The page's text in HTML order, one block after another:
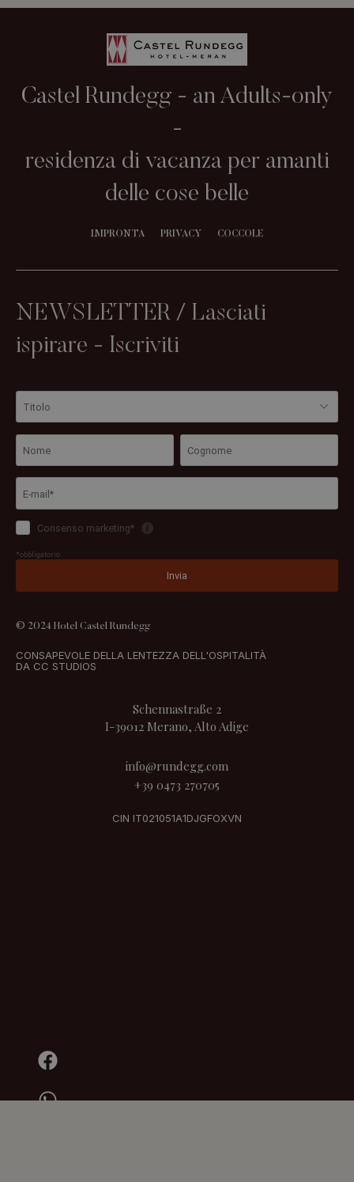
Castel Rundegg - an Adults-only
-
residenza di vacanza per amanti
delle cose belle
IMPRONTA PRIVACY COCCOLE
NEWSLETTER / Lasciati
ispirare - Iscriviti
© 2024 Hotel Castel Rundegg
CONSAPEVOLE DELLA LENTEZZA DELL'OSPITALITÀ
DA CC STUDIOS
Schennastraße 2
I-39012 Merano, Alto Adige
info@rundegg.com
+39 0473 270705
CIN IT021051A1DJGFOXVN